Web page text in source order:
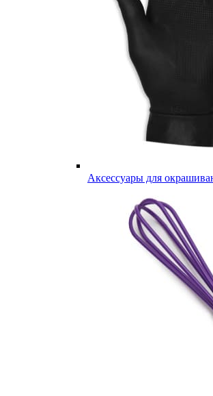
Аксессуары для